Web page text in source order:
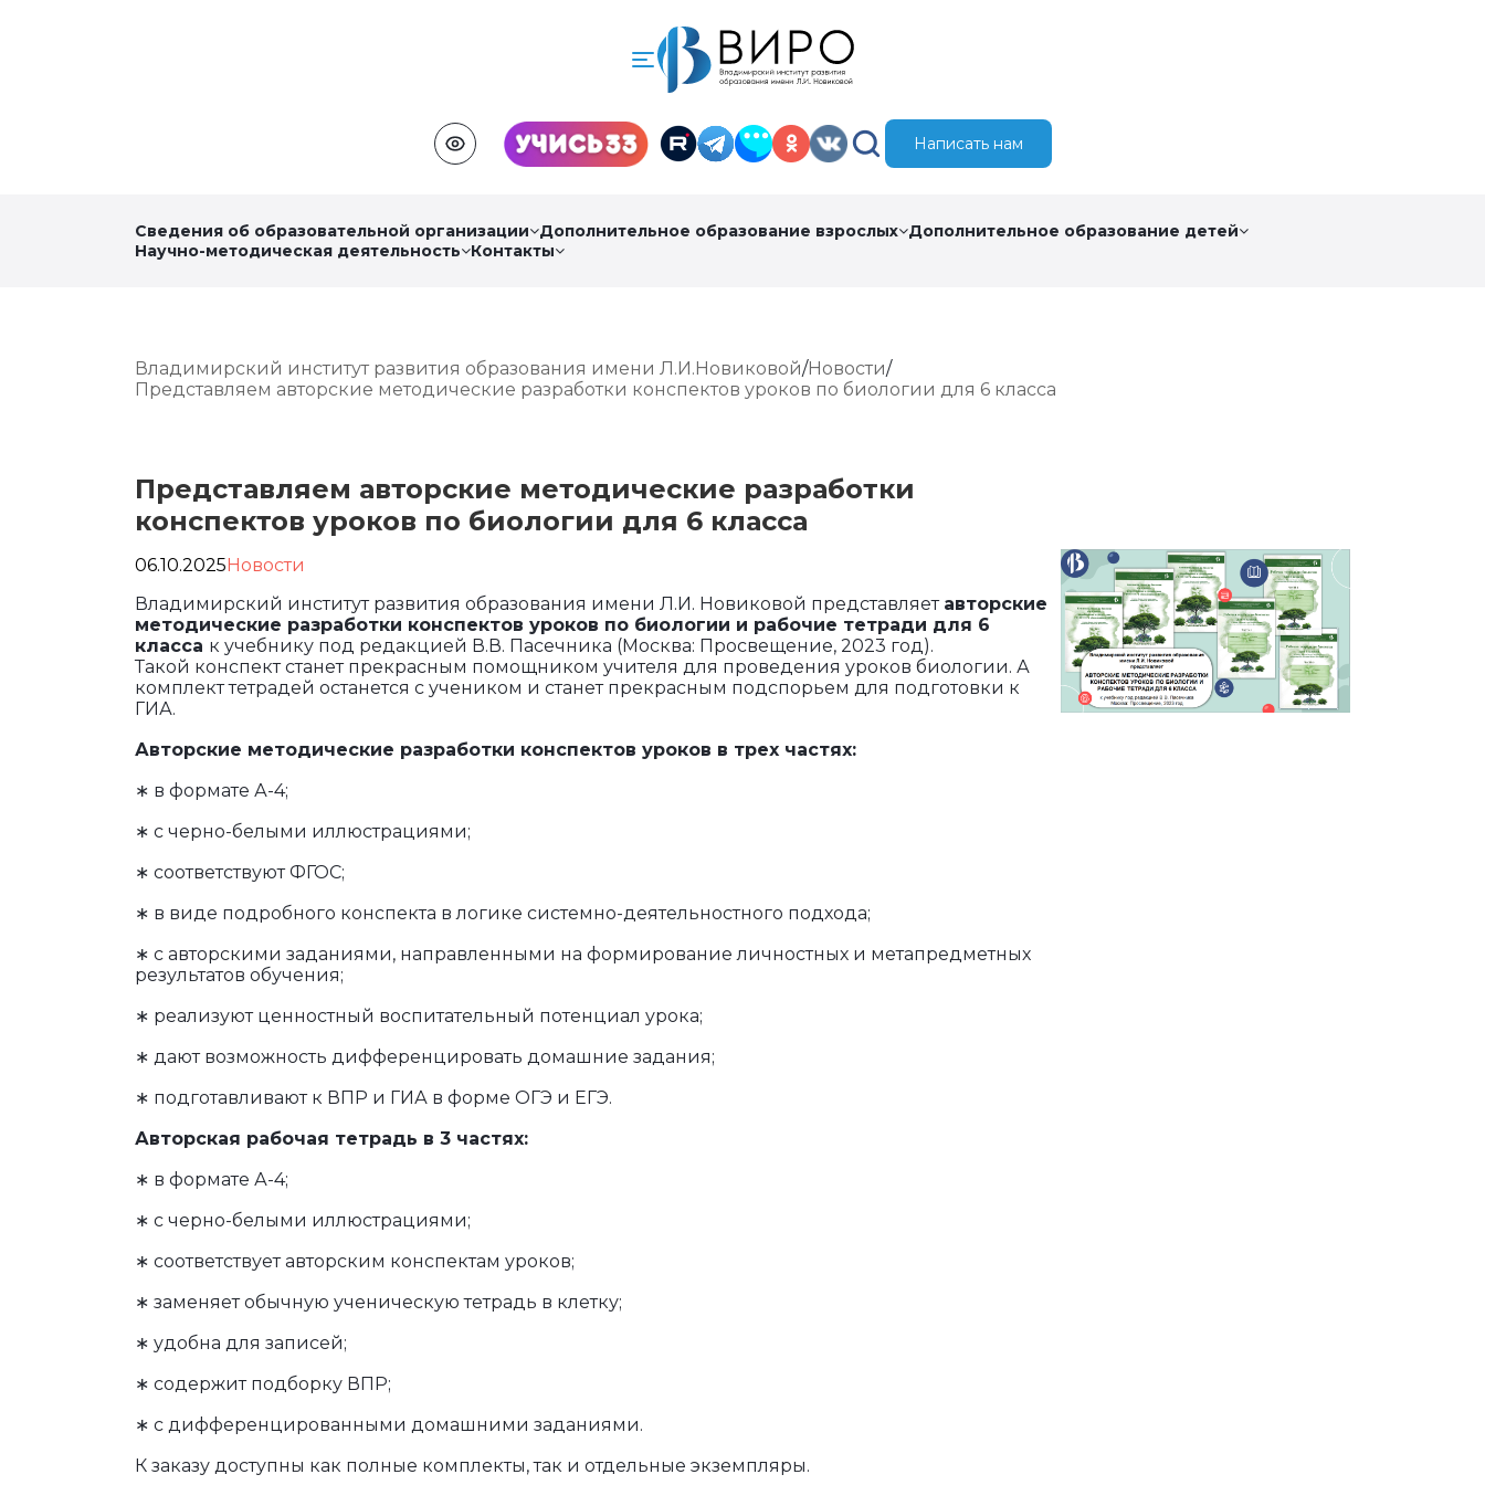
Написать нам
Сведения об образовательной организации Дополнительное образование взрослых Дополнительное образование детей
Научно-методическая деятельность
Контакты
Владимирский институт развития образования имени Л.И.Новиковой Новости
Представляем авторские методические разработки конспектов уроков по биологии для 6 класса
Представляем авторские методические разработки
конспектов уроков по биологии для 6 класса
06.10.2025Новости
Владимирский институт развития образования имени Л.И. Новиковой представляет авторские
методические разработки конспектов уроков по биологии и рабочие тетради для 6
класса к учебнику под редакцией В.В. Пасечника (Москва: Просвещение, 2023 год).
Такой конспект станет прекрасным помощником учителя для проведения уроков биологии. А
комплект тетрадей останется с учеником и станет прекрасным подспорьем для подготовки к
ГИА.
Авторские методические разработки конспектов уроков в трех частях:
∗ в формате А-4;
∗ с черно-белыми иллюстрациями;
∗ соответствуют ФГОС;
∗ в виде подробного конспекта в логике системно-деятельностного подхода;
∗ с авторскими заданиями, направленными на формирование личностных и метапредметных
результатов обучения;
∗ реализуют ценностный воспитательный потенциал урока;
∗ дают возможность дифференцировать домашние задания;
∗ подготавливают к ВПР и ГИА в форме ОГЭ и ЕГЭ.
Авторская рабочая тетрадь в 3 частях:
∗ в формате А-4;
∗ с черно-белыми иллюстрациями;
∗ соответствует авторским конспектам уроков;
∗ заменяет обычную ученическую тетрадь в клетку;
∗ удобна для записей;
∗ содержит подборку ВПР;
∗ с дифференцированными домашними заданиями.
К заказу доступны как полные комплекты, так и отдельные экземпляры.